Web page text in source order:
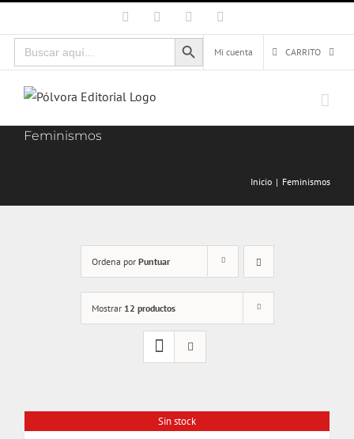
al
contenido
Facebook Instagram
Buscar:
Botón de búsqueda
Mi cuenta
CARRITO
Feminismos
Inicio Feminismos
Ordena por Puntuar
Mostrar 12 productos
Sin stock